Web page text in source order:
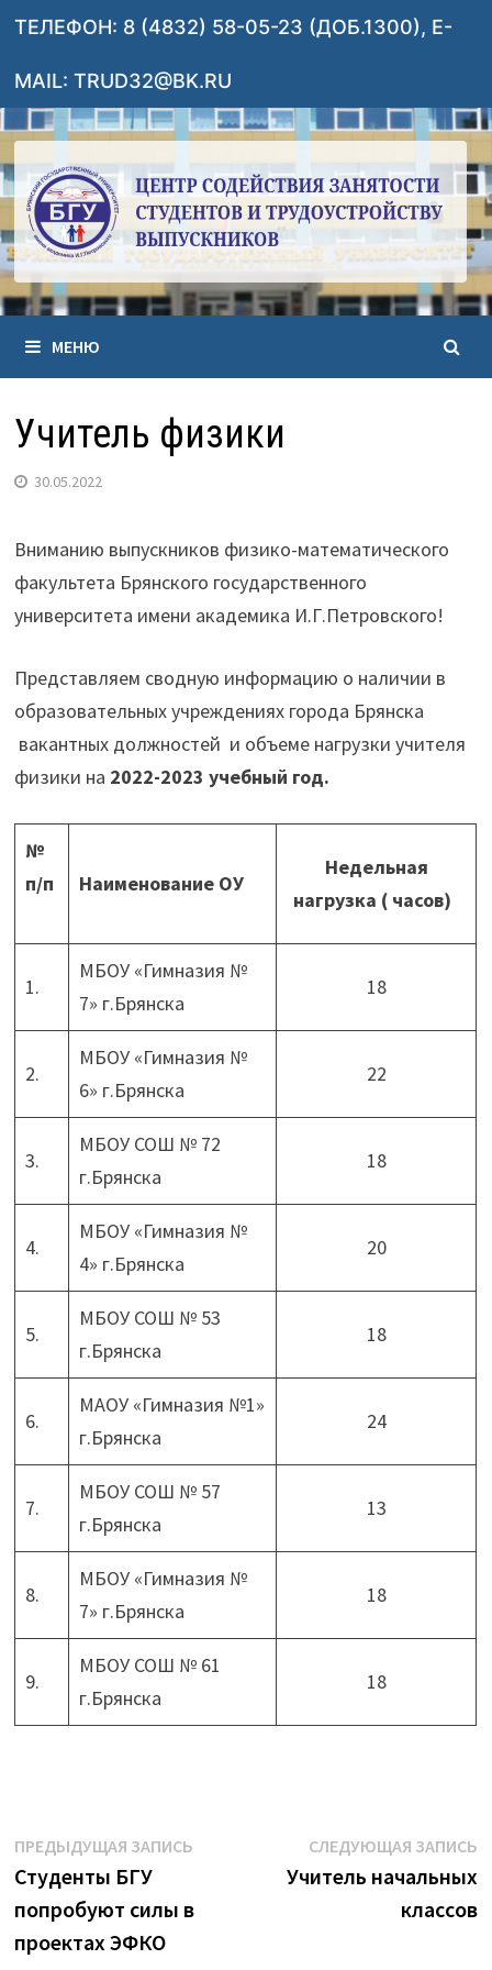
Перейти
содержимому
ТЕЛЕФОН: 8 (4832) 58-05-23 (ДОБ.1300), E-
MAIL: TRUD32@BK.RU
МЕНЮ
Учитель физики
30.05.2022
Вниманию выпускников физико-математического
факультета Брянского государственного
университета имени академика И.Г.Петровского!
Представляем сводную информацию о наличии в
образовательных учреждениях города Брянска
вакантных должностей и объеме нагрузки учителя
физики на 2022-2023 учебный год.
№
п/п
Наименование ОУ
Недельная
нагрузка ( часов)
1.
МБОУ «Гимназия №
7» г.Брянска
18
2.
МБОУ «Гимназия №
6» г.Брянска
22
3.
МБОУ СОШ № 72
г.Брянска
18
4.
МБОУ «Гимназия №
4» г.Брянска
20
5.
МБОУ СОШ № 53
г.Брянска
18
6.
МАОУ «Гимназия №1»
г.Брянска
24
7.
МБОУ СОШ № 57
г.Брянска
13
8.
МБОУ «Гимназия №
7» г.Брянска
18
9.
МБОУ СОШ № 61
г.Брянска
18
Навигация
по
записям
ПРЕДЫДУЩАЯ ЗАПИСЬ
Студенты БГУ
попробуют силы в
проектах ЭФКО
СЛЕДУЮЩАЯ ЗАПИСЬ
Учитель начальных
классов